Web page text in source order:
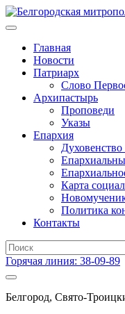
Главная
Новости
Патриарх
Слово
Архипастырь
Проповеди
Указы
Епархия
Карта
Политика
Контакты
Горячая линия: 38-09-89
Белгород, Свято-